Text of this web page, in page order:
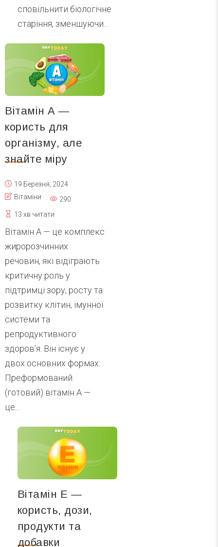
сповільнити біологічне
старіння, зменшуючи...
Вітамін А —
користь для
організму, але
знайте міру
19 Березня, 2024
Вітаміни
290
13 хв читати
Вітамін А — це комплекс
жиророзчинних
речовин, які відіграють
критичну роль у
підтримці зору, росту та
розвитку клітин, імунної
системи та
репродуктивного
здоров’я. Він існує у
двох основних формах:
Преформований
(готовий) вітамін А —
це...
Вітамін Е —
користь, дози,
продукти та
добавки